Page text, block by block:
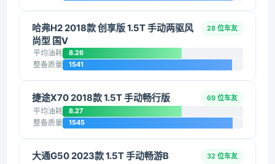
哈弗H2 2018款 创享版 1.5T 手动两驱风
尚型 国V
28 位车友
平均油耗 8.26
整备质量 1541
捷途X70 2018款 1.5T 手动畅行版 69 位车友
平均油耗 8.27
整备质量 1545
大通G50 2023款 1.5T 手动畅游B 32 位车友